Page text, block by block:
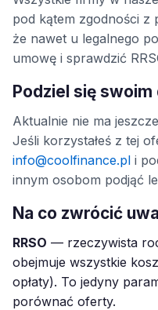
pod kątem zgodności z
że nawet u legalnego
umowę i sprawdzić
Podziel się
Aktualnie nie ma
Jeśli korzystałeś z tej
info@coolfinance.pl i
innym osobom podjąć
Na co zwrócić
RRSO — rzeczywista
obejmuje wszystkie
opłaty). To jedyny
porównać oferty.